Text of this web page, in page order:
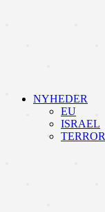
NYHEDER
EU
ISRAEL
TERROR